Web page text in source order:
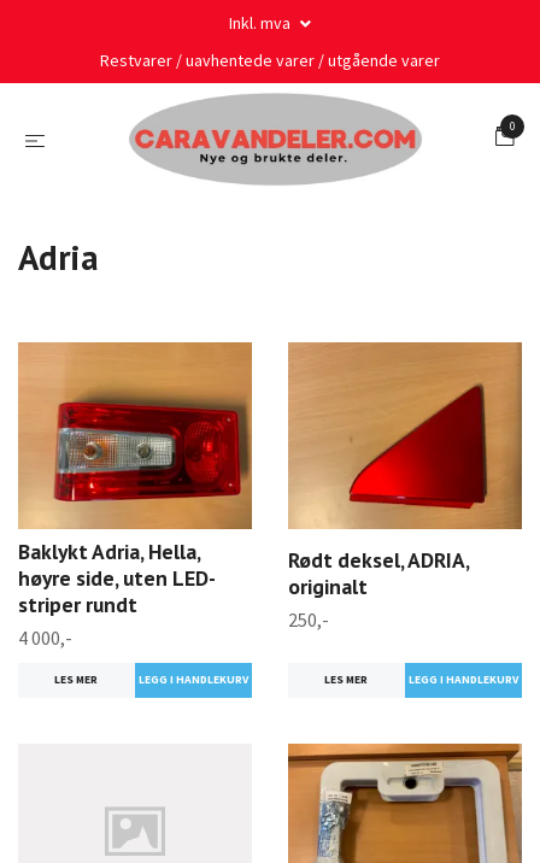
Inkl. mva
Restvarer / uavhentede varer / utgående varer
0
Adria
Baklykt Adria, Hella,
høyre side, uten LED-
striper rundt
4 000,-
LES MER
Rødt deksel, ADRIA,
originalt
250,-
LES MER